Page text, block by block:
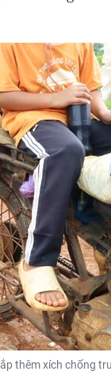
thêm xích chống